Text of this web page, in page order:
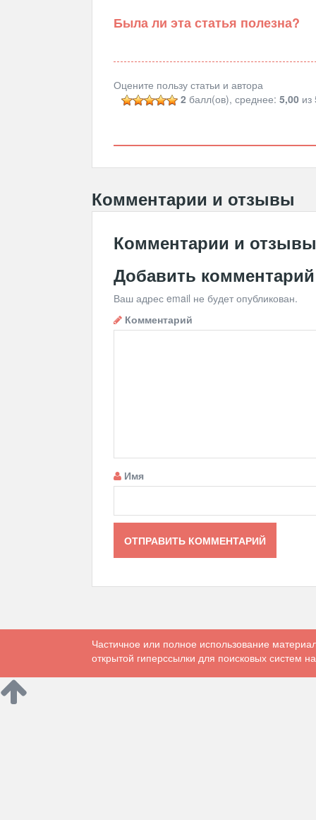
Была ли эта статья полезна?
Оцените пользу статьи и автора
2 балл(ов), среднее:5,00 из
Комментарии и отзывы
Комментарии и отзывы
Добавить комментарий
Ваш адрес email не будет опубликован.
Комментарий
Имя
Частичное или полное использование
открытой гиперссылки для поисковых систем